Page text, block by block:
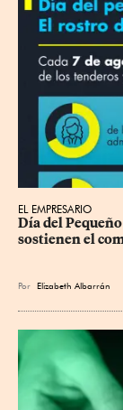
EL EMPRESARIO
Día del
sostienen el
Por Elizabeth Albarrán